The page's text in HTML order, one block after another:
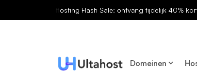
Hosting Flash Sale: ontvang tijdelijk 40%
Domeinen